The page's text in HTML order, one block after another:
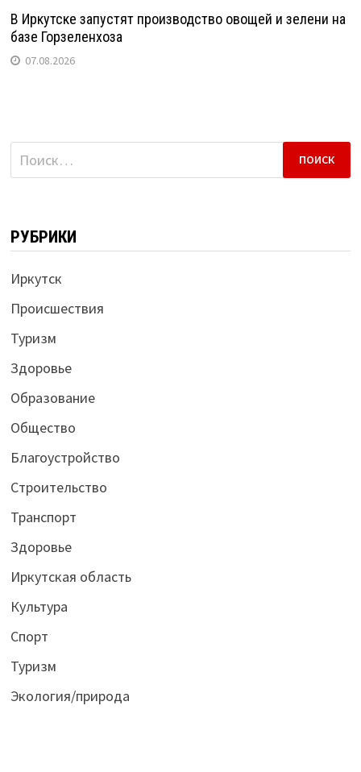
В Иркутске запустят производство овощей и зелени на
базе Горзеленхоза
07.08.2026
Найти:
РУБРИКИ
Иркутск
Происшествия
Туризм
Здоровье
Образование
Общество
Благоустройство
Строительство
Транспорт
Здоровье
Иркутская область
Культура
Спорт
Туризм
Экология/природа